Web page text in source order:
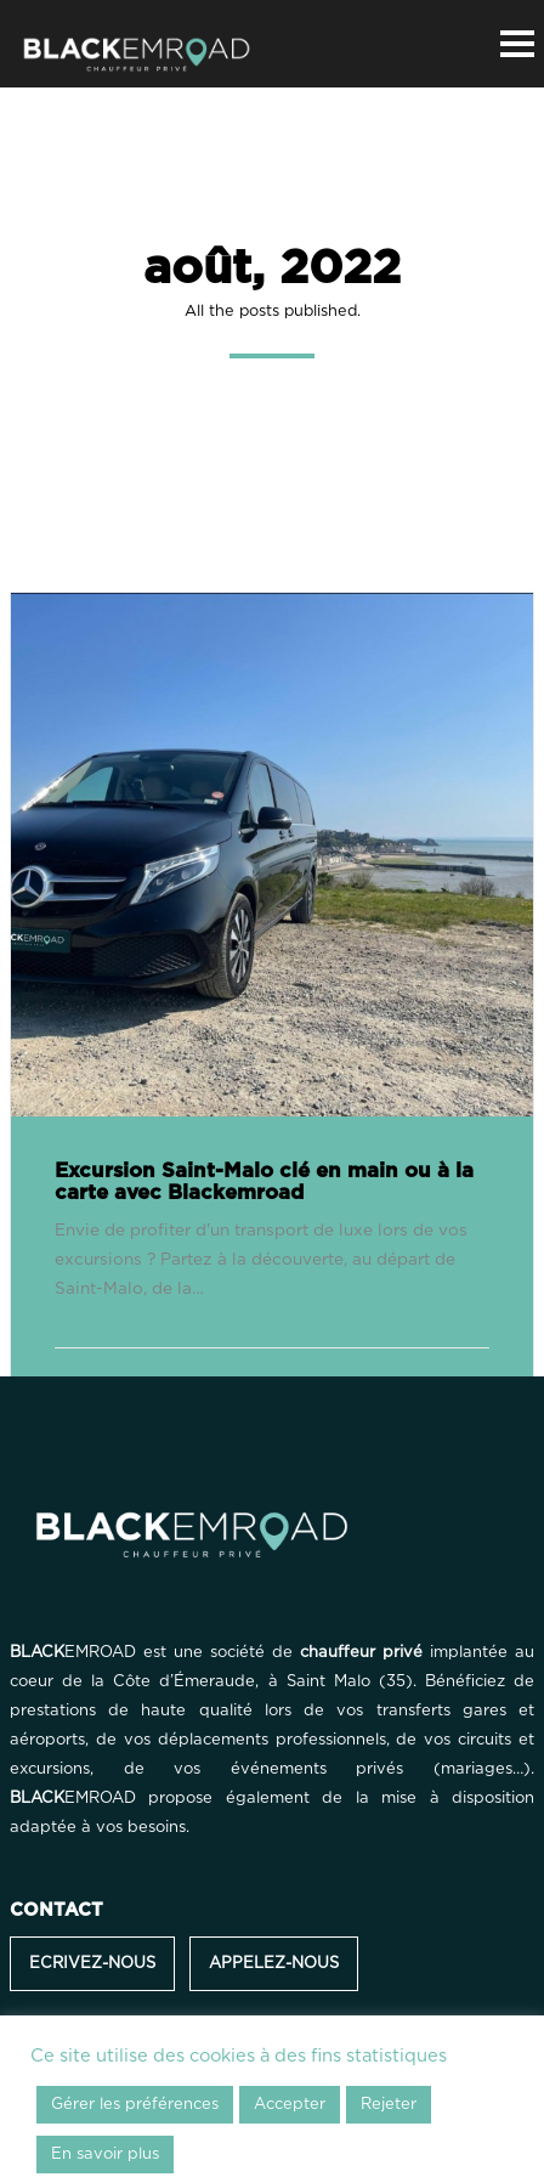
août, 2022
All the posts published.
Excursion Saint-Malo clé en main ou à la
carte avec Blackemroad
Envie de profiter d'un transport de luxe lors de vos
excursions ? Partez à la découverte, au départ de
Saint-Malo, de la…
BLACKEMROAD est une société de chauffeur privé implantée au
coeur de la Côte d’Émeraude, à Saint Malo (35). Bénéficiez de
prestations de haute qualité lors de vos transferts gares et
aéroports, de vos déplacements professionnels, de vos circuits et
excursions, de vos événements privés (mariages…).
BLACKEMROAD propose également de la mise à disposition
adaptée à vos besoins.
CONTACT
ECRIVEZ-NOUS APPELEZ-NOUS
2025 -BLACKEMROAD - N° de licence VTC: 03520034502 -
licence EVTC: EVTC035200011 - Tous droits réservés -Plan du site
Mentions légales - Conditions Générales de Vente
Conception du site :
Ce site utilise des cookies à des fins statistiques
Gérer les préférences Accepter Rejeter
En savoir plus